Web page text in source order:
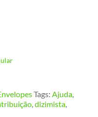
Tags:Ajuda,
,dizimista,